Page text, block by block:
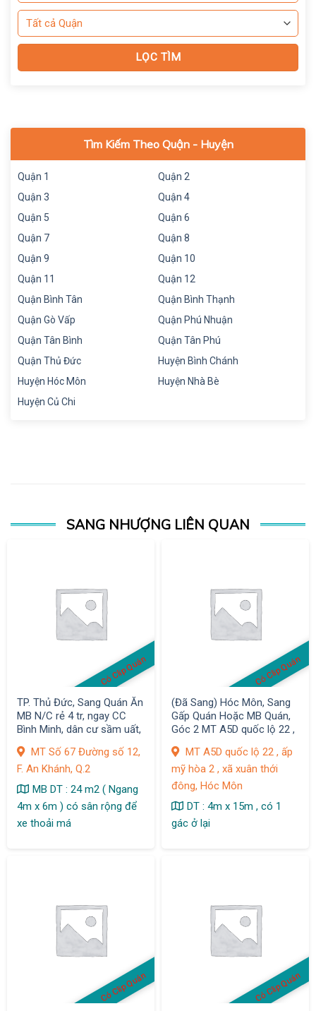
Tìm Kiếm Theo Quận - Huyện
Quận 1
Quận 2
Quận 3
Quận 4
Quận 5
Quận 6
Quận 7
Quận 8
Quận 9
Quận 10
Quận 11
Quận 12
Quận Bình Tân
Quận Bình Thạnh
Quận Gò Vấp
Quận Phú Nhuận
Quận Tân Bình
Quận Tân Phú
Quận Thủ Đức
Huyện Bình Chánh
Huyện Hóc Môn
Huyện Nhà Bè
Huyện Củ Chi
SANG NHƯỢNG LIÊN QUAN
Có Clip Quán
TP. Thủ Đức, Sang Quán Ăn
MB N/C rẻ 4 tr, ngay CC
Bình Minh, dân cư sầm uất,
MT Số 67 Đường số 12,
F. An Khánh, Q.2
MB DT : 24 m2 ( Ngang
4m x 6m ) có sân rộng để
xe thoải má
Có Clip Quán
(Đã Sang) Hóc Môn, Sang
Gấp Quán Hoặc MB Quán,
Góc 2 MT A5D quốc lộ 22 ,
đôngMT A5D quốc lộ 22 , ấp
mỹ hòa 2 , xã xuân thới
đông, Hóc Môn
DT : 4m x 15m , có 1
gác ở lại
Có Clip Quán Có Clip Quán